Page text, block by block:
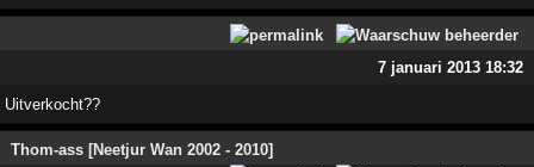
7 januari 2013 18:32
Uitverkocht??
Thom-ass [Neetjur Wan 2002 - 2010]